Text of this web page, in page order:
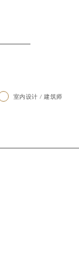
室内设计 / 建筑师